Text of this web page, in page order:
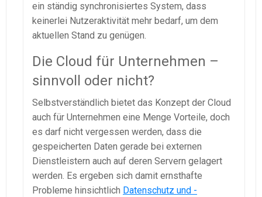
ein ständig synchronisiertes System, dass
keinerlei Nutzeraktivität mehr bedarf, um dem
aktuellen Stand zu genügen.
Die Cloud für Unternehmen –
sinnvoll oder nicht?
Selbstverständlich bietet das Konzept der Cloud
auch für Unternehmen eine Menge Vorteile, doch
es darf nicht vergessen werden, dass die
gespeicherten Daten gerade bei externen
Dienstleistern auch auf deren Servern gelagert
werden. Es ergeben sich damit ernsthafte
Probleme hinsichtlich Datenschutz und -